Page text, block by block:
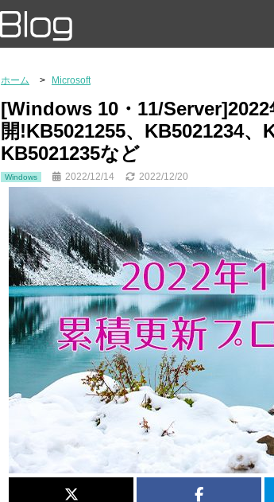
ホーム Microsoft
[Windows 10・11/
開!KB5021255、KB5021234、
KB5021235など
Windows 2022/12/14 2022/12/20